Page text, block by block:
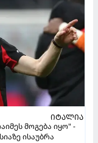
ᲘᲢᲐᲚᲘᲐ
მოგება იყო" -
ისაუბრა